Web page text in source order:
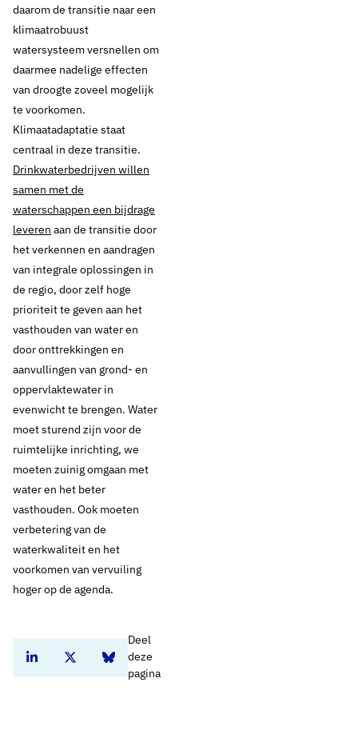
daarom de transitie naar een
klimaatrobuust
watersysteem versnellen om
daarmee nadelige effecten
van droogte zoveel mogelijk
te voorkomen.
Klimaatadaptatie staat
centraal in deze transitie.
Drinkwaterbedrijven willen
samen met de
waterschappen een bijdrage
leveren aan de transitie door
het verkennen en aandragen
van integrale oplossingen in
de regio, door zelf hoge
prioriteit te geven aan het
vasthouden van water en
door onttrekkingen en
aanvullingen van grond- en
oppervlaktewater in
evenwicht te brengen. Water
moet sturend zijn voor de
ruimtelijke inrichting, we
moeten zuinig omgaan met
water en het beter
vasthouden. Ook moeten
verbetering van de
waterkwaliteit en het
voorkomen van vervuiling
hoger op de agenda.
Deel
deze
pagina
Deel dit artikel op Linkedin
Deel dit artikel op Twitter
Deel dit artikel op Bluesky